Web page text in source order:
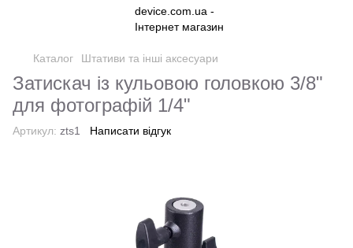
Каталог Штативи та інші аксесуари
Затискач із кульовою головкою 3/8"
для фотографій 1/4"
Артикул: zts1 Написати відгук